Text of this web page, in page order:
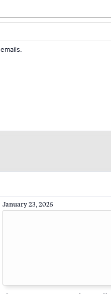
January 23, 2025